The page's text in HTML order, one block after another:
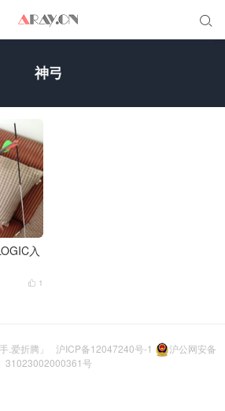

神弓
入
 1
.爱折腾」 沪ICP备12047240号-1
沪公网安备
31023002000361号